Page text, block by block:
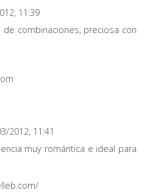
11:39
combinaciones, preciosa con
2012, 11:41
muy romántica e ideal para